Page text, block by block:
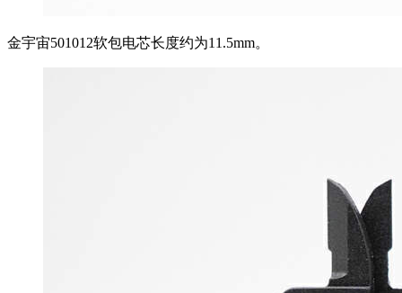
金宇宙501012软包电芯长度约为11.5mm。